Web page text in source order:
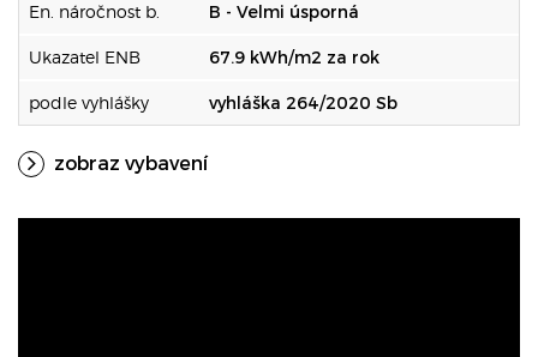
En. náročnost b. B - Velmi úsporná
Ukazatel ENB 67.9 kWh/m2 za rok
podle vyhlášky vyhláška 264/2020 Sb
zobraz vybavení